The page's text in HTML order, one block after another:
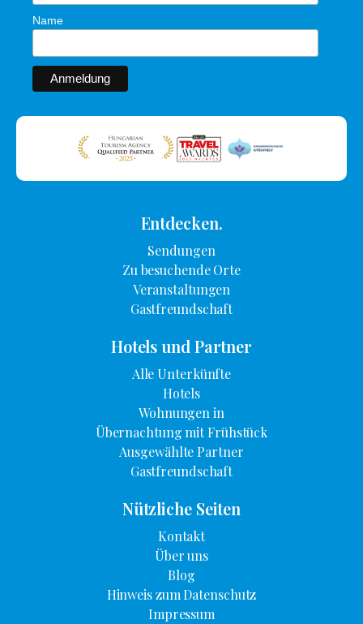
Name
Entdecken.
Sendungen
Zu besuchende Orte
Veranstaltungen
Gastfreundschaft
Hotels und Partner
Alle Unterkünfte
Hotels
Wohnungen in
Übernachtung mit Frühstück
Ausgewählte Partner
Gastfreundschaft
Nützliche Seiten
Kontakt
Über uns
Blog
Hinweis zum Datenschutz
Impressum